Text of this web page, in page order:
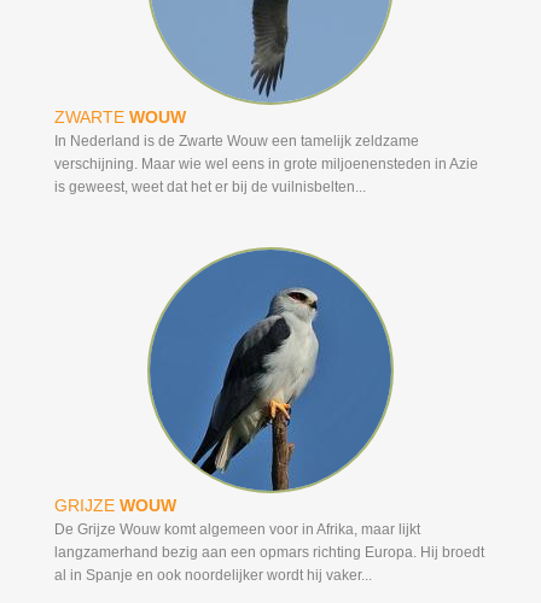
ZWARTE WOUW
In Nederland is de Zwarte Wouw een tamelijk zeldzame
verschijning. Maar wie wel eens in grote miljoenensteden in Azie
is geweest, weet dat het er bij de vuilnisbelten...
GRIJZE WOUW
De Grijze Wouw komt algemeen voor in Afrika, maar lijkt
langzamerhand bezig aan een opmars richting Europa. Hij broedt
al in Spanje en ook noordelijker wordt hij vaker...